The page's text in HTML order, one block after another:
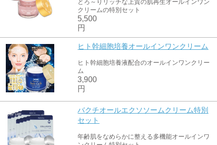
とろ～りリッチな上質の肌再生オールインワン
クリームの特別セット
5,500
円
ヒト幹細胞培養オールインワンクリーム
ヒト幹細胞培養液配合のオールインワンクリー
ム
3,900
円
バクチオールエクソソームクリーム特別
セット
年齢肌をなめらかに整える多機能オールインワ